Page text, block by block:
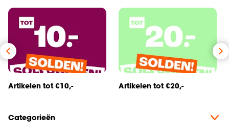
Artikelen tot €10,- Artikelen tot €20,-
Categorieën